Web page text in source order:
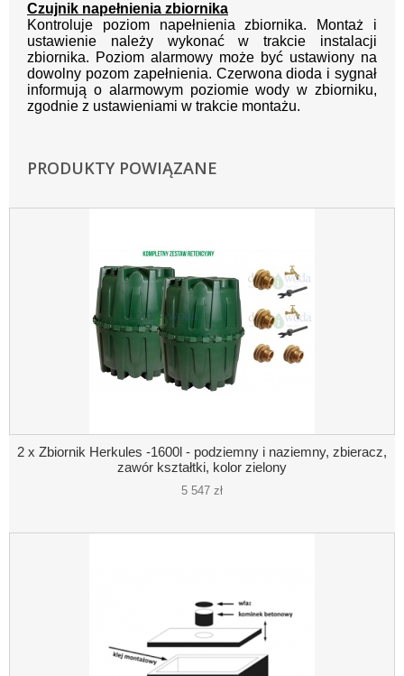
Czujnik napełnienia zbiornika
Kontroluje poziom napełnienia zbiornika. Montaż i
ustawienie należy wykonać w trakcie instalacji
zbiornika. Poziom alarmowy może być ustawiony na
dowolny pozom zapełnienia. Czerwona dioda i sygnał
informują o alarmowym poziomie wody w zbiorniku,
zgodnie z ustawieniami w trakcie montażu.
PRODUKTY POWIĄZANE
2 x Zbiornik Herkules -1600l - podziemny i naziemny, zbieracz,
zawór kształtki, kolor zielony
5 547 zł